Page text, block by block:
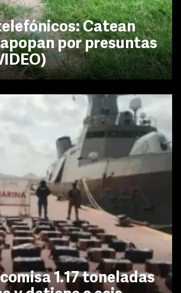
Catean
por presuntas
1.17 toneladas